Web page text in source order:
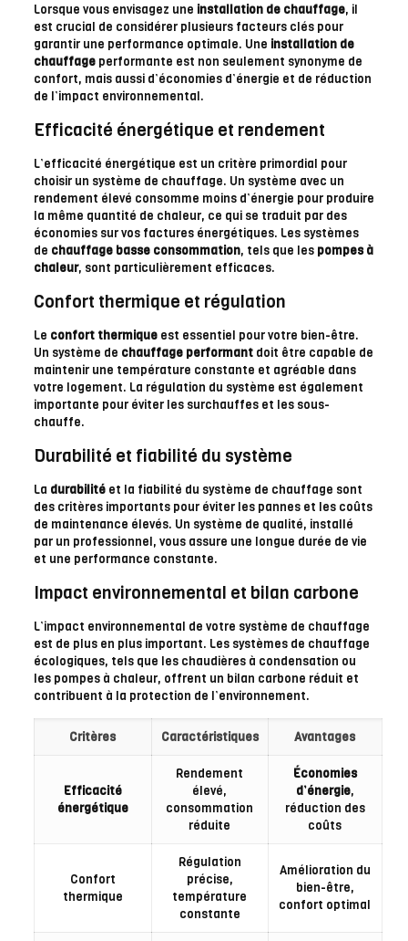
Lorsque vous envisagez une installation de chauffage, il
est crucial de considérer plusieurs facteurs clés pour
garantir une performance optimale. Une installation de
chauffageperformante est non seulement synonyme de
confort, mais aussi d’économies d’énergie et de réduction
de l’impact environnemental.
Efficacité énergétique et rendement
L’efficacité énergétique est un critère primordial pour
choisir un système de chauffage. Un système avec un
rendement élevé consomme moins d’énergie pour produire
la même quantité de chaleur, ce qui se traduit par des
économies sur vos factures énergétiques. Les systèmes
de chauffage basse consommation, tels que les pompes à
chaleur, sont particulièrement efficaces.
Confort thermique et régulation
Le confort thermiqueest essentiel pour votre bien-être.
Un système de chauffage performantdoit être capable de
maintenir une température constante et agréable dans
votre logement. La régulation du système est également
importante pour éviter les surchauffes et les sous-
chauffe.
Durabilité et fiabilité du système
La durabilitéet la fiabilité du système de chauffage sont
des critères importants pour éviter les pannes et les coûts
de maintenance élevés. Un système de qualité, installé
par un professionnel, vous assure une longue durée de vie
et une performance constante.
Impact environnemental et bilan carbone
L’impact environnemental de votre système de chauffage
est de plus en plus important. Les systèmes de chauffage
écologiques, tels que les chaudières à condensation ou
les pompes à chaleur, offrent un bilan carbone réduit et
contribuent à la protection de l’environnement.
Critères Caractéristiques Avantages
Efficacité
énergétique
Rendement
élevé,
consommation
réduite
Économies
d’énergie,
réduction des
coûts
Confort
thermique
Régulation
précise,
température
constante
Amélioration du
bien-être,
confort optimal